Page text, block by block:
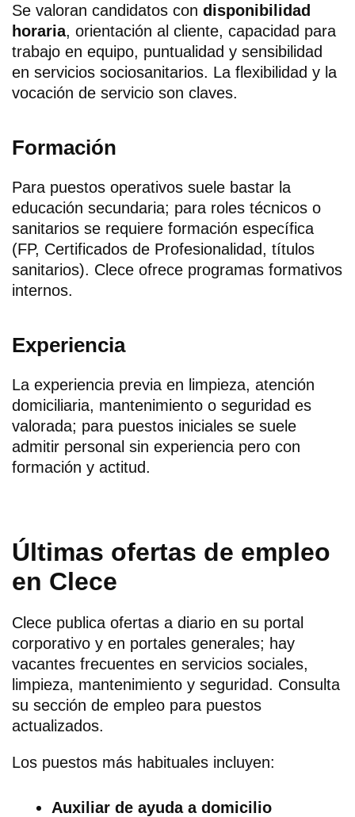
Se valoran candidatos con disponibilidad
horaria, orientación al cliente, capacidad para
trabajo en equipo, puntualidad y sensibilidad
en servicios sociosanitarios. La flexibilidad y la
vocación de servicio son claves.
Formación
Para puestos operativos suele bastar la
educación secundaria; para roles técnicos o
sanitarios se requiere formación específica
(FP, Certificados de Profesionalidad, títulos
sanitarios). Clece ofrece programas formativos
internos.
Experiencia
La experiencia previa en limpieza, atención
domiciliaria, mantenimiento o seguridad es
valorada; para puestos iniciales se suele
admitir personal sin experiencia pero con
formación y actitud.
Últimas ofertas de empleo
en Clece
Clece publica ofertas a diario en su portal
corporativo y en portales generales; hay
vacantes frecuentes en servicios sociales,
limpieza, mantenimiento y seguridad. Consulta
su sección de empleo para puestos
actualizados.
Los puestos más habituales incluyen:
Auxiliar de ayuda a domicilio